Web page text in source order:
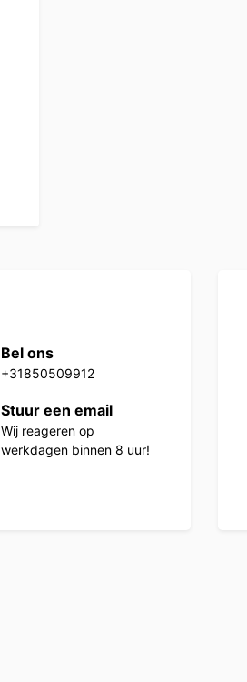
Bel ons
+31850509912
Stuur een email
Wij reageren op
werkdagen binnen 8 uur!